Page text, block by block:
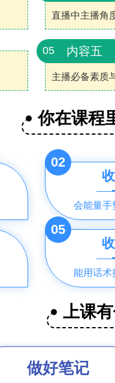
直播中主播角
05 内容五
主播必备素质
你在课程
02
会能量手
05
能用话术
上课
做好笔记